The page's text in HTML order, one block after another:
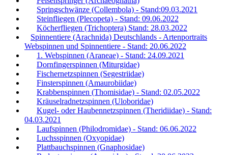
Springschwänze (Collembola) - Stand:09.03.2021
Steinfliegen (Plecopeta) - Stand: 09.06.2022
Köcherfliegen (Trichoptera) Stand: 28.03.2022
Spinnentiere (Arachnida) Deutschlands - Artenportraits
Webspinnen und Spinnentiere - Stand: 20.06.2022
1. Webspinnen (Araneae) - Stand: 24.09.2021
Dornfingerspinnen (Miturgidae)
Fischernetzspinnen (Segestriidae)
Finsterspinnen (Amaurobiidae)
Krabbenspinnen (Thomisidae) - Stand: 02.05.2022
Kräuselradnetzspinnen (Uloboridae)
Kugel- oder Haubennetzspinnen (Theridiidae) - Stand:
04.03.2021
Laufspinnen (Philodromidae) - Stand: 06.06.2022
Luchsspinnen (Oxyopidae)
Plattbauchspinnen (Gnaphosidae)